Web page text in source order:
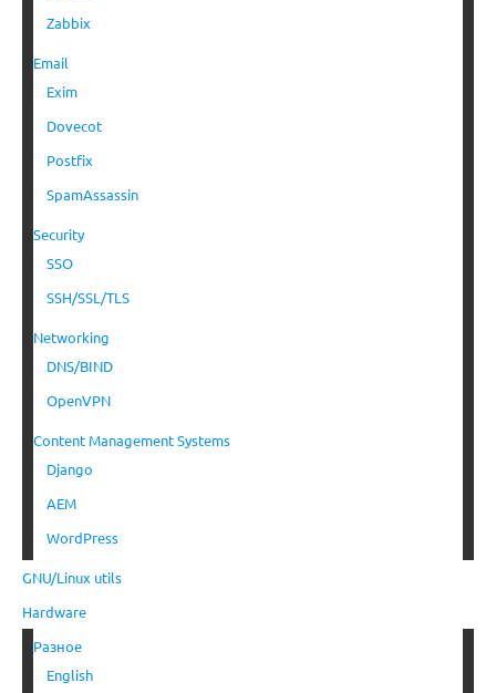
Zabbix
Email
Exim
Dovecot
Postfix
SpamAssassin
Security
SSO
SSH/SSL/TLS
Networking
DNS/BIND
OpenVPN
Content Management Systems
Django
AEM
WordPress
GNU/Linux utils
Hardware
Разное
English